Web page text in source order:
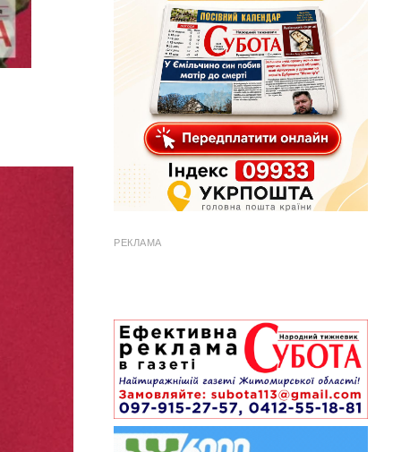
РЕКЛАМА